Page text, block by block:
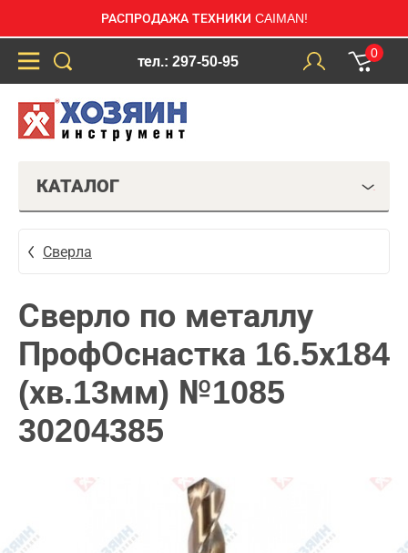
РАСПРОДАЖА ТЕХНИКИ CAIMAN!
тел.: 297-50-95
0
КАТАЛОГ
Сверла
Сверло по металлу
ПрофОснастка 16.5х184
(хв.13мм) №1085
30204385